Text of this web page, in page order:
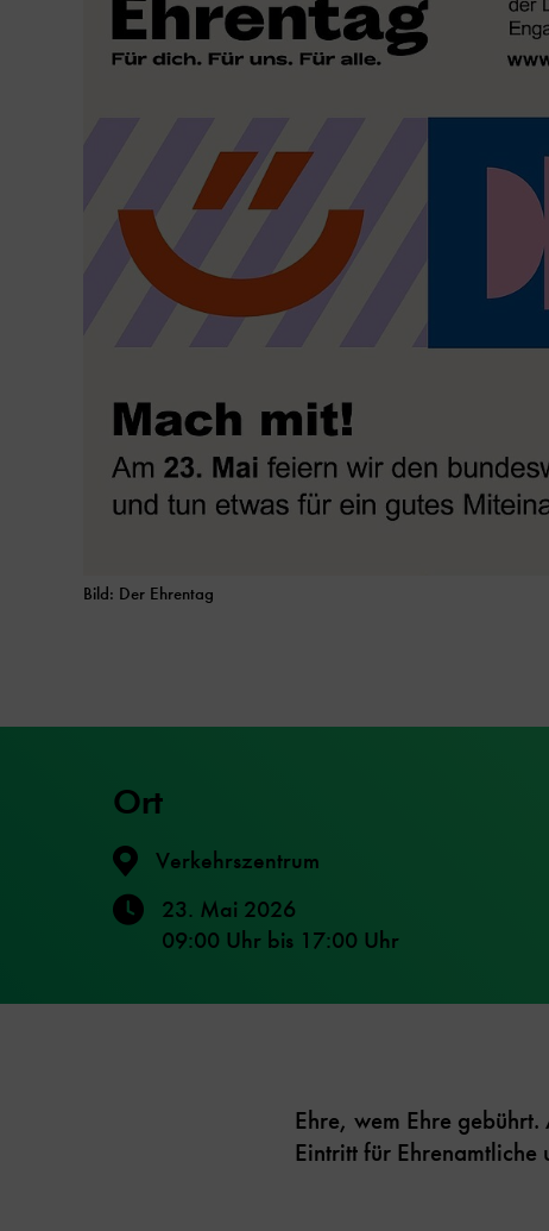
Bild: Der Ehrentag
Ort
Verkehrszentrum
23. Mai 2026
09:00 Uhr bis 17:00 Uhr
Ehre, wem Ehre
Eintritt für